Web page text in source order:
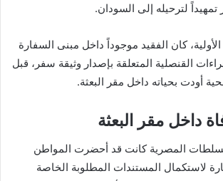
لترحيله إلى السودان.
كان الفقيد موجوداً داخل مبنى السفارة
القنصلية المتعلقة بإصدار وثيقة سفر، قبل
أودت بحياته داخل مقر البعثة.
داخل مقر البعثة
المصرية كانت قد أحضرت المواطن
لاستكمال المستندات المطلوبة الخاصة